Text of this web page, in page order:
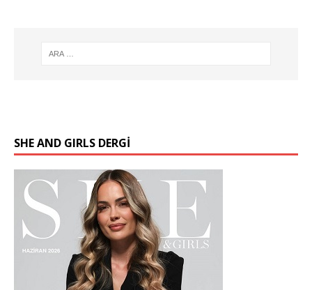
SHE AND GIRLS DERGİ